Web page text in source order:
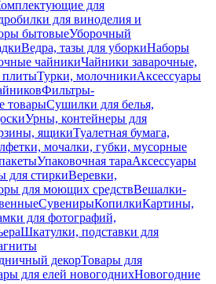
для
для виноделия и
бытовыеУборочный
Ведра, тазы для уборкиНаборы
чайникиЧайники заварочные,
плитыТурки, молочникиАксессуары
Фильтры-
товарыСушилки для белья,
Урны, контейнеры для
ящикиТуалетная бумага,
мочалки, губки, мусорные
Упаковочная тараАксессуары
для стиркиВеревки,
для моющих средствВешалки-
СувенирыКопилкиКартины,
для фотографий,
Шкатулки, подставки для
декорТовары для
для елей новогоднихНовогодние